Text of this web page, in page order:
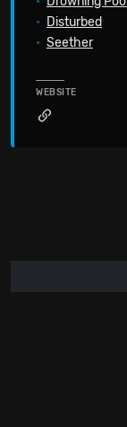
• Disturbed
• Seether
WEBSITE